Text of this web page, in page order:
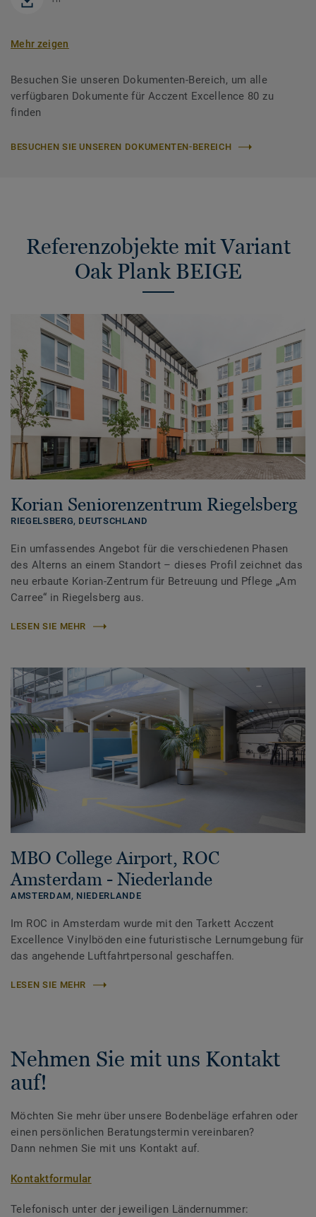
Mehr zeigen
Besuchen Sie unseren Dokumenten-Bereich, um alle
verfügbaren Dokumente für Acczent Excellence 80 zu
finden
BESUCHEN SIE UNSEREN DOKUMENTEN-BEREICH
Referenzobjekte mit Variant
Oak Plank BEIGE
Korian Seniorenzentrum Riegelsberg
RIEGELSBERG, DEUTSCHLAND
Ein umfassendes Angebot für die verschiedenen Phasen
des Alterns an einem Standort – dieses Profil zeichnet das
neu erbaute Korian-Zentrum für Betreuung und Pflege „Am
Carree“ in Riegelsberg aus.
LESEN SIE MEHR
MBO College Airport, ROC
Amsterdam - Niederlande
AMSTERDAM, NIEDERLANDE
Im ROC in Amsterdam wurde mit den Tarkett Acczent
Excellence Vinylböden eine futuristische Lernumgebung für
das angehende Luftfahrtpersonal geschaffen.
LESEN SIE MEHR
Nehmen Sie mit uns Kontakt
auf!
Möchten Sie mehr über unsere Bodenbeläge erfahren oder
einen persönlichen Beratungstermin vereinbaren?
Dann nehmen Sie mit uns Kontakt auf.
Kontaktformular
Telefonisch unter der jeweiligen Ländernummer: